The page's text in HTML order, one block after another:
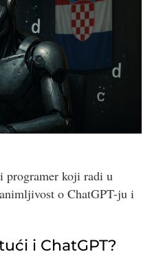
koji radi u
o ChatGPT-ju i
i ChatGPT?